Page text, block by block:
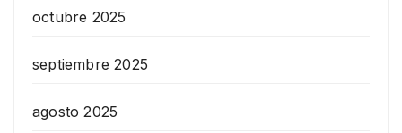
octubre 2025
septiembre 2025
agosto 2025